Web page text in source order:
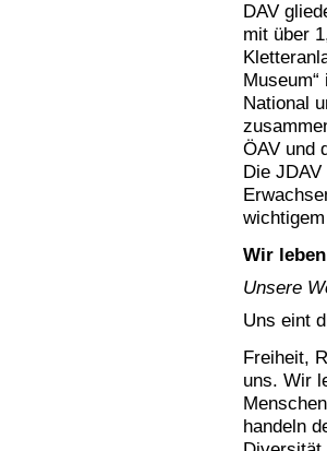
DAV
mit über
Museum“
National
ÖAV und
Die
Wir
Unsere
Uns eint
Freiheit,
uns. Wir
handeln